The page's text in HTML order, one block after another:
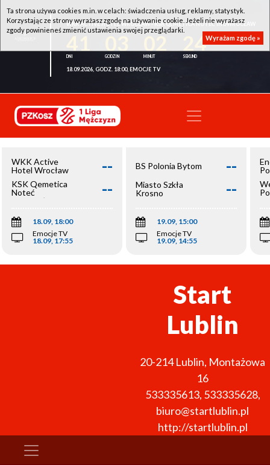
WKK ACTIVE HOTEL WROCŁAW - KSK QEMETICA NOTEĆ INOWROCŁAW
24
18.09.2026, GODZ. 18:00, EMOCJE TV
WKK Active
Hotel Wrocław
--
KSK Qemetica
Noteć
Inowrocław
--
18.09, 18:00
Emocje TV
18.09, 17:55
BS Polonia Bytom --
Miasto Szkła
Krosno
--
19.09, 15:00
Emocje TV
19.09, 14:55
Start
Lublin
20-214 Lublin, Montażowa
16
533335613, 533335628,
biuro@startlublin.pl
http://startlublin.pl
Ta strona używa cookies m.in. w celach: świadczenia usług, reklamy, statystyk.
Korzystając ze strony wyrażasz zgodę na używanie cookie. Jeżeli nie wyrażasz
zgody powinieneś zmienić ustawienia swojej przeglądarki.
Wyrażam zgodę »